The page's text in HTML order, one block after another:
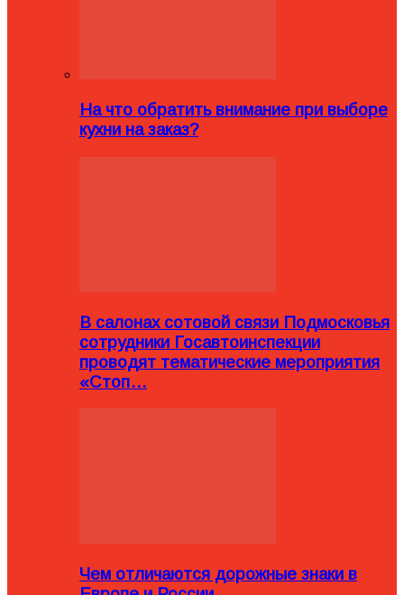
На что обратить внимание при выборе
кухни на заказ?
В салонах сотовой связи Подмосковья
сотрудники Госавтоинспекции
проводят тематические мероприятия
«Стоп…
Чем отличаются дорожные знаки в